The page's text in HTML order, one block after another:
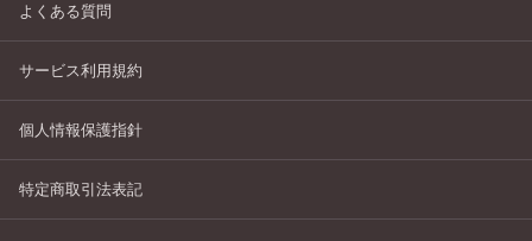
よくある質問
サービス利用規約
個人情報保護指針
特定商取引法表記